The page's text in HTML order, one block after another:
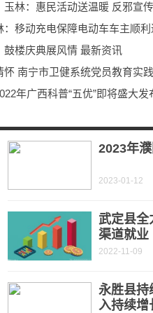
玉林：惠民活动送温暖 反邪宣
：移动充电保障电动车车主顺
鼓楼庆典展风情 最新资讯
怀 南宁市卫健系统党员教育实
年广西科普“五优”即将盛大发
2023年
2023-01-12
武定县全
渠道就业
2022-11-09
永胜县持
入持续增